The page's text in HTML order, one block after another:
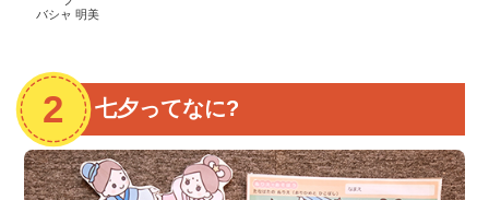
バシャ 明美
七夕ってなに?